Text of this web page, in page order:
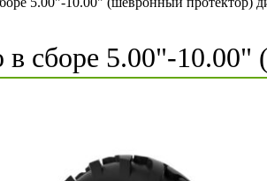
в сборе 5.00"-